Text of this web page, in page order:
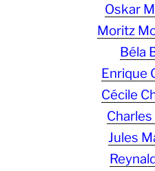
Oskar
Moritz
Béla
Enrique
Cécile
Jules